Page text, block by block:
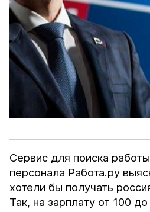
Сервис для поиска
персонала Работа.ру
хотели бы получать
Так, на зарплату от 100